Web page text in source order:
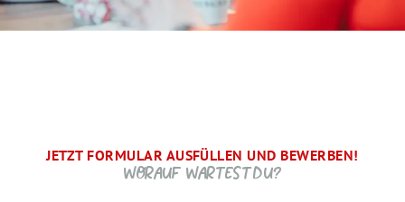
JETZT FORMULAR AUSFÜLLEN UND BEWERBEN!
WORAUF WARTEST DU?
BRAUCHEN WIR NOCH ...
SCHRITT.
DANKE, WIR FREUEN UNS AUF DICH UND MELDEN UNS